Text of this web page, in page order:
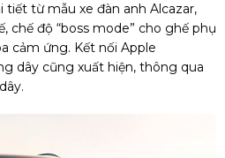
tiết từ mẫu xe đàn anh Alcazar,
chế độ “boss mode” cho ghế phụ
cảm ứng. Kết nối Apple
dây cũng xuất hiện, thông qua